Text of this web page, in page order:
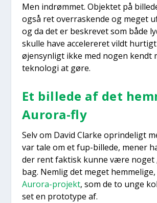
Men indrøm­met. Objek­tet på
også ret over­ra­sken­de og meget
og da det er beskre­vet som både
skul­le have acce­le­re­ret vildt
øjen­syn­ligt ikke med nogen kendt
tek­no­lo­gi at gøre.
Et bil­le­de af det
Aur­ora-fly
Selv om David Clar­ke oprin­de­ligt
var tale om et fup-bil­le­de, mener
der rent fak­tisk kun­ne være noget
bag. Nem­lig det meget
Aur­ora-pro­jekt, som de to unge
set en pro­to­ty­pe af.